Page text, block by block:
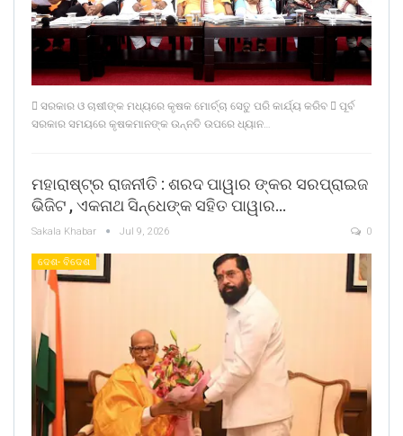
 ସରକାର ଓ ଚାଷୀଙ୍କ ମଧ୍ୟରେ କୃଷକ ମୋର୍ଚ୍ଚା ସେତୁ ପରି କାର୍ଯ୍ୟ କରିବ  ପୂର୍ବ
ସରକାର ସମୟରେ କୃଷକମାନଙ୍କ ଉନ୍ନତି ଉପରେ ଧ୍ୟାନ…
ମହାରାଷ୍ଟ୍ର ରାଜନୀତି : ଶରଦ ପାୱାର ଙ୍କର ସରପ୍ରାଇଜ
ଭିଜିଟ , ଏକନାଥ ସିନ୍ଧେଙ୍କ ସହିତ ପାୱାର…
Sakala Khabar Jul 9, 2026 0
ଦେଶ- ବିଦେଶ